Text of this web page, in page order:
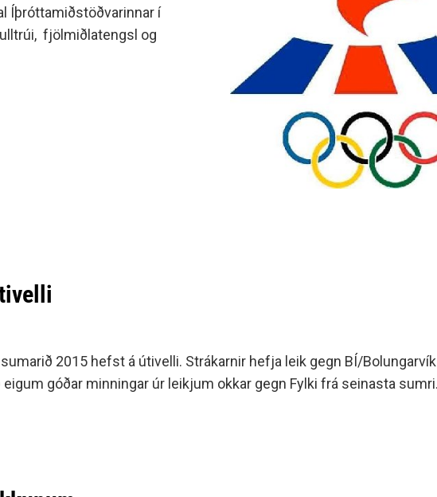
Íþróttamiðstöðvarinnar í
fjölmiðlatengsl og
2015 hefst á útivelli. Strákarnir hefja leik gegn BÍ/
góðar minningar úr leikjum okkar gegn Fylki frá seinasta